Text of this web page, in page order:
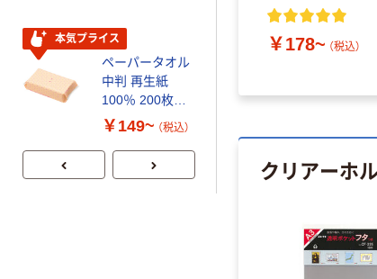
￥178~ （税込）
クリアーホ
証
本気プライス
ペーパータオル
中判 再生紙
100％ 200枚
FSC認証 シング
企画 オリジナル
￥149~ （税込）
芯あり FSC認
証
期間限定価格
ブ 薄手 粉
リー）